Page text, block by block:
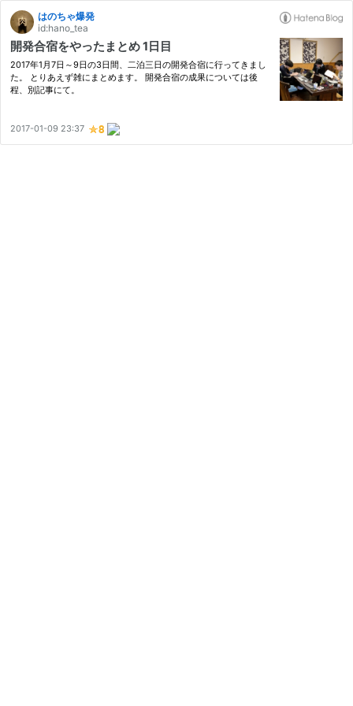
はのちゃ爆発
id:hano_tea
開発合宿をやったまとめ 1日目
2017年1月7日～9日の3日間、二泊三日の開発合宿に行ってきまし
た。 とりあえず雑にまとめます。 開発合宿の成果については後
程、別記事にて。
2017-01-09 23:37